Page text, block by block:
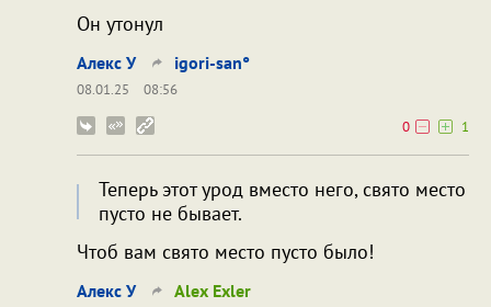
Он утонул
Алекс У igori-san°
08.01.25
08:56
0
1
Теперь этот урод вместо него, свято место
пусто не бывает.
Чтоб вам свято место пусто было!
Алекс У Alex Exler